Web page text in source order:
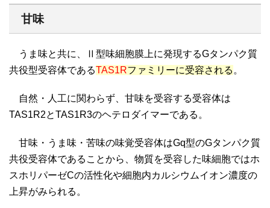
甘味
うま味と共に、Ⅱ型味細胞膜上に発現するGタンパク質
共役型受容体であるTAS1Rファミリーに受容される 。
自然・人工に関わらず、甘味を受容する受容体は
TAS1R2とTAS1R3のヘテロダイマーである。
甘味・うま味・苦味の味覚受容体はGq型のGタンパク質
共役受容体であることから、物質を受容した味細胞ではホ
スホリパーゼCの活性化や細胞内カルシウムイオン濃度の
上昇がみられる。